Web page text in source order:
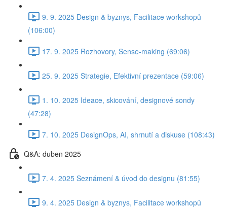
9. 9. 2025 Design & byznys, Facilitace workshopů
(106:00)
17. 9. 2025 Rozhovory, Sense-making (69:06)
25. 9. 2025 Strategie, Efektivní prezentace (59:06)
1. 10. 2025 Ideace, skicování, designové sondy
(47:28)
7. 10. 2025 DesignOps, AI, shrnutí a diskuse (108:43)
Q&A: duben 2025
7. 4. 2025 Seznámení & úvod do designu (81:55)
9. 4. 2025 Design & byznys, Facilitace workshopů